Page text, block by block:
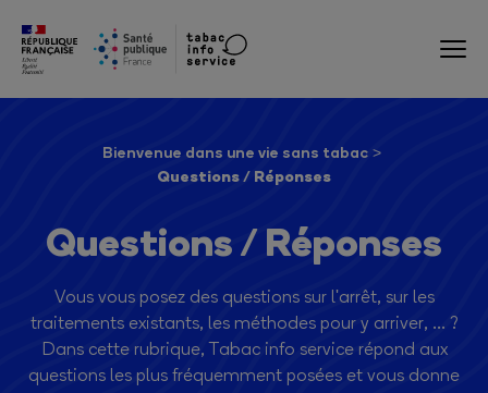
Bienvenue dans une vie sans tabac
Questions / Réponses
Questions / Réponses
Vous vous posez des questions sur l'arrêt, sur les
traitements existants, les méthodes pour y arriver, ... ?
Dans cette rubrique, Tabac info service répond aux
questions les plus fréquemment posées et vous donne